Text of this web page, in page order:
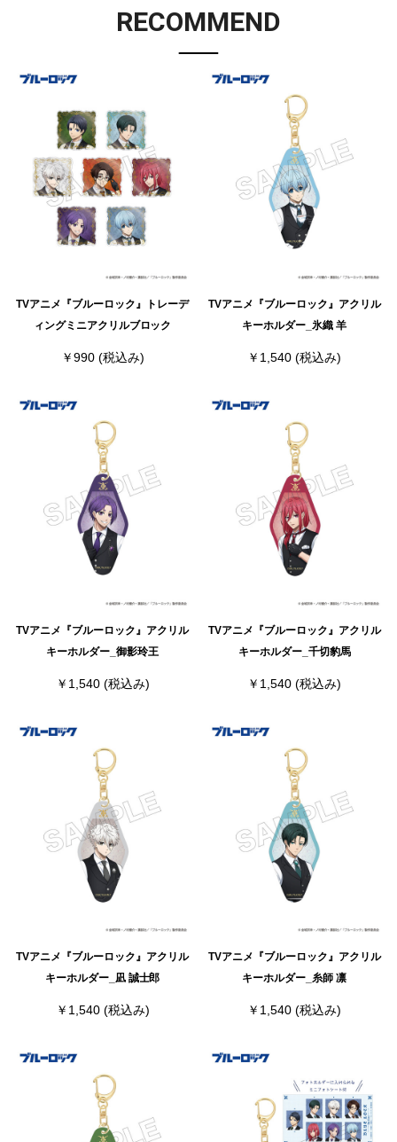
RECOMMEND
TVアニメ『ブルーロック』トレーデ
ィングミニアクリルブロック
￥990 (税込み)
TVアニメ『ブルーロック』アクリル
キーホルダー_氷織 羊
￥1,540(税込み)
TVアニメ『ブルーロック』アクリル
キーホルダー_御影玲王
￥1,540 (税込み)
TVアニメ『ブルーロック』アクリル
キーホルダー_千切豹馬
￥1,540(税込み)
TVアニメ『ブルーロック』アクリル
キーホルダー_凪 誠士郎
￥1,540 (税込み)
TVアニメ『ブルーロック』アクリル
キーホルダー_糸師 凛
￥1,540(税込み)